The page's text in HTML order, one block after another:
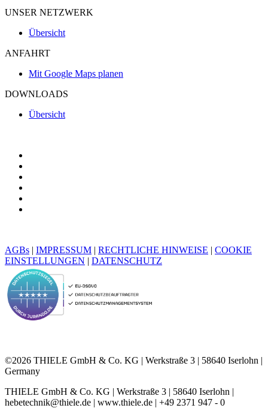
UNSER NETZWERK
Übersicht
ANFAHRT
Mit Google Maps planen
DOWNLOADS
Übersicht
AGBs | IMPRESSUM | RECHTLICHE HINWEISE | COOKIE
EINSTELLUNGEN | DATENSCHUTZ
©2026 THIELE GmbH & Co. KG | Werkstraße 3 | 58640 Iserlohn |
Germany
THIELE GmbH & Co. KG | Werkstraße 3 | 58640 Iserlohn |
hebetechnik@thiele.de | www.thiele.de | +49 2371 947 - 0